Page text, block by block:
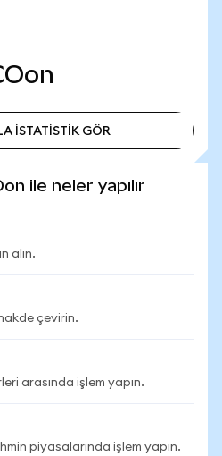
İSTATİSTİK GÖR
ile neler yapılır
alın.
çevirin.
arasında işlem yapın.
piyasalarında işlem yapın.